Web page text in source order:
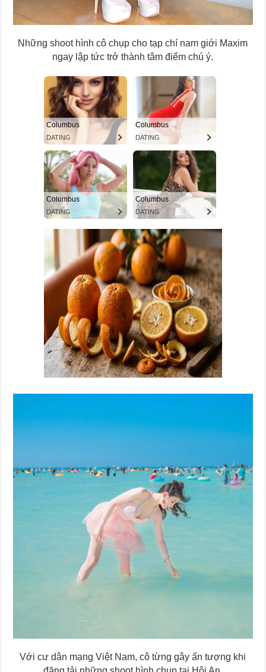
Những shoot hình cô chụp cho tạp chí nam giới Maxim
ngay lập tức trở thành tâm điểm chú ý.
Với cư dân mạng Việt Nam, cô từng gây ấn tượng khi